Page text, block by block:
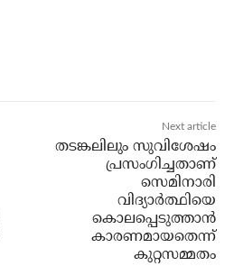
Next article
തടങ്കലിലും സുവിശേഷം
പ്രസംഗിച്ചതാണ്
സെമിനാരി
വിദ്യാര്‍ത്ഥിയെ
കൊലപ്പെടുത്താന്‍
കാരണമായതെന്ന്
കുറ്റസമ്മതം